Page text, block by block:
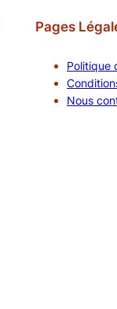
Pages
Politique
Nous